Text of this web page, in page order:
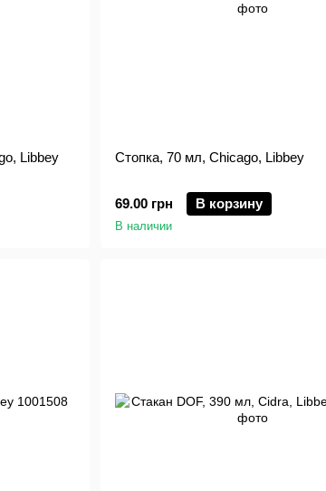
Libbey Стопка, 70 мл, Chicago, Libbey
69.00 грн В корзину
В наличии